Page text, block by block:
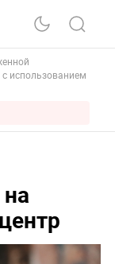
с использованием